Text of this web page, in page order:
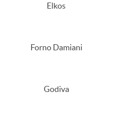
Elkos
Forno Damiani
Godiva